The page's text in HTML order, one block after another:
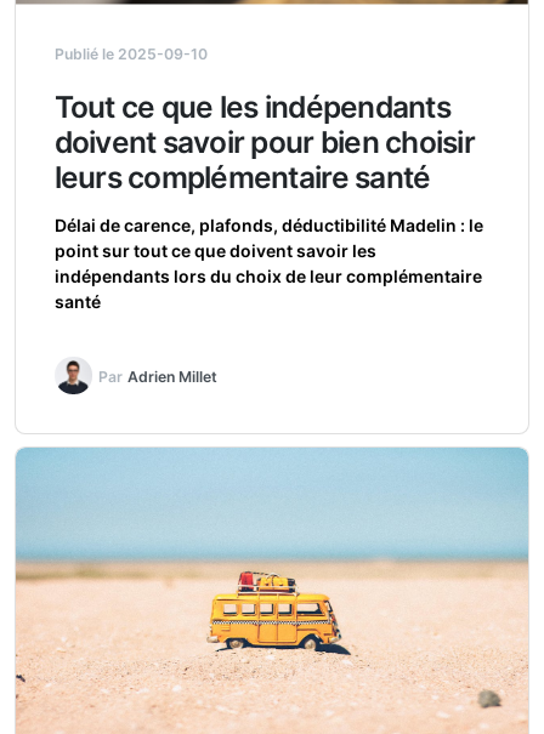
Publié le 2025-09-10
Tout ce que les indépendants
doivent savoir pour bien choisir
leurs complémentaire santé
Délai de carence, plafonds, déductibilité Madelin : le
point sur tout ce que doivent savoir les
indépendants lors du choix de leur complémentaire
santé
Par Adrien Millet